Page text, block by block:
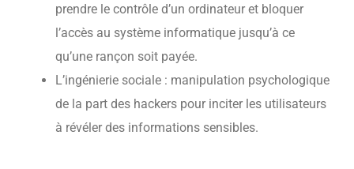
prendre le contrôle d’un ordinateur et bloquer
l’accès au système informatique jusqu’à ce
qu’une rançon soit payée.
L’ingénierie sociale : manipulation psychologique
de la part des hackers pour inciter les utilisateurs
à révéler des informations sensibles.